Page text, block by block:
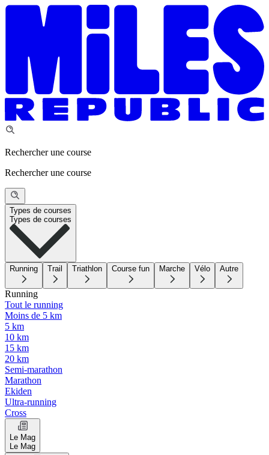
Rechercher une course
Rechercher une course
Types de courses
Types de courses
Running Trail Triathlon Course fun Marche Vélo Autre
Running
Tout le running
Moins de 5 km
5 km
10 km
15 km
20 km
Semi-marathon
Marathon
Ekiden
Ultra-running
Cross
Le Mag
Le Mag